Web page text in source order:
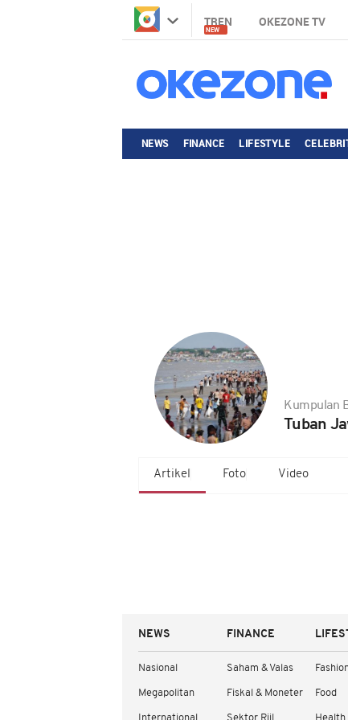
TREN
NEW
OKEZONE TV
NEWS FINANCE LIFESTYLE
Kumpulan
Tuban
Artikel Foto Video
NEWS
Nasional
Megapolitan
FINANCE
Saham & Valas
Fiskal & Moneter Food